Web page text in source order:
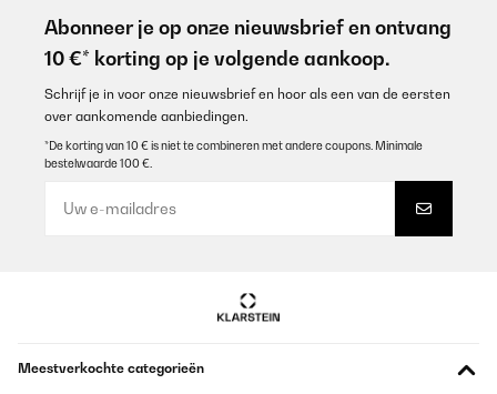
Abonneer je op onze nieuwsbrief en ontvang
10 €* korting op je volgende aankoop.
Schrijf je in voor onze nieuwsbrief en hoor als een van de eersten
over aankomende aanbiedingen.
*De korting van 10 € is niet te combineren met andere coupons. Minimale
bestelwaarde 100 €.
Meestverkochte categorieën